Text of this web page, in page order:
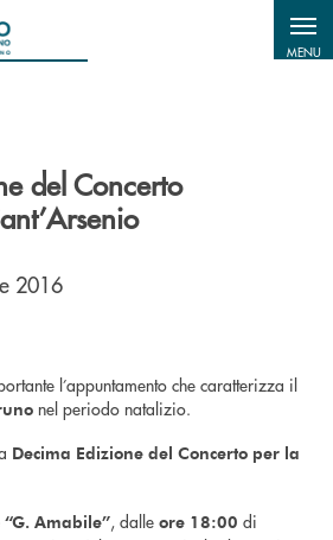
MENU
del Concerto
2016
l’appuntamento che caratterizza il
nel periodo natalizio.
Decima Edizione del Concerto per la
“G. Amabile”, dalle ore 18:00 di